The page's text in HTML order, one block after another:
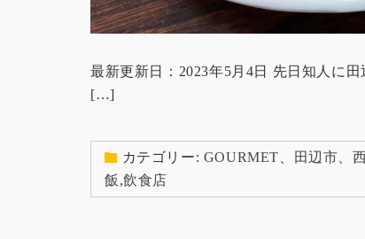
最新更新日：2023年5月4日 先日知人に
[…]
カテゴリー: GOURMET 田辺市 、
飯 ,飲食店